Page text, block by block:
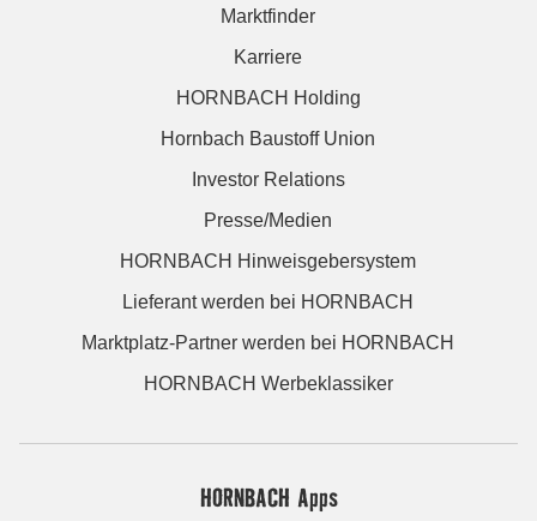
Marktfinder
Karriere
HORNBACH Holding
Hornbach Baustoff Union
Investor Relations
Presse/Medien
HORNBACH Hinweisgebersystem
Lieferant werden bei HORNBACH
Marktplatz-Partner werden bei HORNBACH
HORNBACH Werbeklassiker
HORNBACH Apps